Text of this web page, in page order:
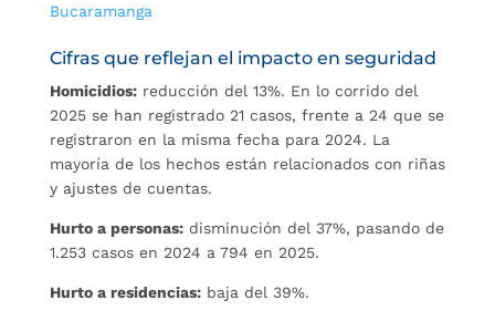
Bucaramanga
Cifras que reflejan el impacto en seguridad
Homicidios:reducción del 13%. En lo corrido del
2025 se han registrado 21 casos, frente a 24 que se
registraron en la misma fecha para 2024. La
mayoría de los hechos están relacionados con riñas
y ajustes de cuentas.
Hurto a personas:disminución del 37%, pasando de
1.253 casos en 2024 a 794 en 2025.
Hurto a residencias:baja del 39%.